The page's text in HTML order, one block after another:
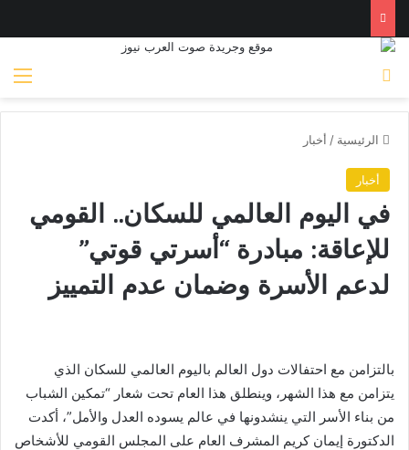
الرئيسية / أخبار
أخبار
في اليوم العالمي للسكان.. القومي
للإعاقة: مبادرة “أسرتي قوتي”
لدعم الأسرة وضمان عدم التمييز
بالتزامن مع احتفالات دول العالم باليوم العالمي للسكان الذي
يتزامن مع هذا الشهر، وينطلق هذا العام تحت شعار “تمكين الشباب
من بناء الأسر التي ينشدونها في عالم يسوده العدل والأمل”، أكدت
الدكتورة إيمان كريم المشرف العام على المجلس القومي للأشخاص